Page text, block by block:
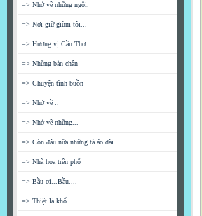
=> Nhớ về những ngôi.
=> Nơi giữ giùm tôi...
=> Hương vị Cần Thơ..
=> Những bàn chân
=> Chuyện tình buồn
=> Nhớ về ..
=> Nhớ về những...
=> Còn đâu nữa những tà áo dài
=> Nhà hoa trên phố
=> Bầu ơi...Bầu....
=> Thiệt là khổ..